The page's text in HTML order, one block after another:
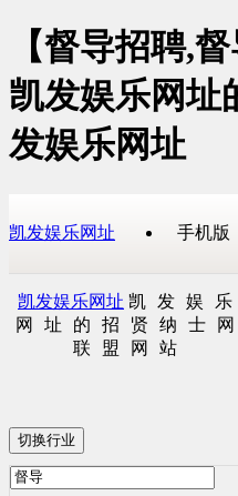
【督导招聘,
凯发娱乐网址
发娱乐网址
凯发娱乐网址 手机版
凯发娱乐网址 凯发娱乐
网址的招贤纳士网
联盟网站
切换行业